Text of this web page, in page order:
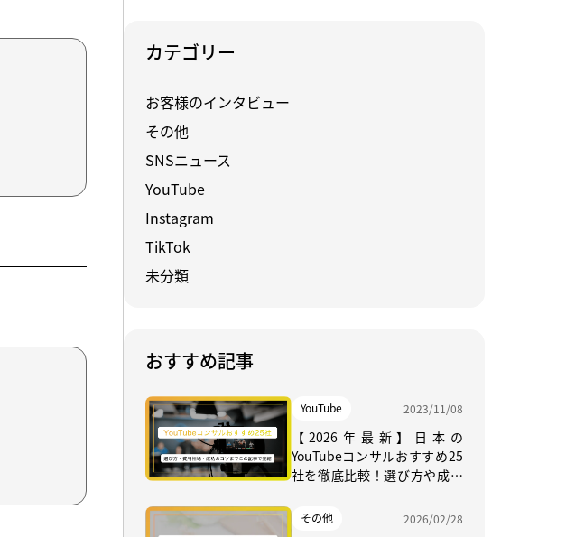
カテゴリー
お客様のインタビュー
その他
SNSニュース
YouTube
Instagram
TikTok
未分類
おすすめ記事
YouTube 2023/11/08
【2026年最新】日本の
YouTubeコンサルおすすめ25
社を徹底比較！選び方や成功
その他 2026/02/28